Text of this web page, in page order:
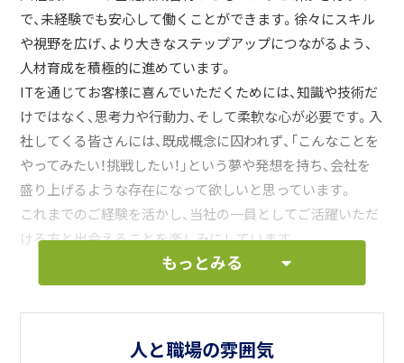
で、未経験でも安心して働くことができます。徐々にスキル
や視野を広げ、より大きなステップアップにつながるよう、
人材育成を積極的に進めています。
ITを通じてお客様に喜んでいただくためには、知識や技術だ
けではなく、思考力や行動力、そして柔軟な心が必要です。入
社してくる皆さんには、既成概念に囚われず、「こんなことを
やってみたい！挑戦したい！」という夢や発想を持ち、会社を
盛り上げるような存在になって欲しいと思っています。
これまでのご経験を活かし、当社の一員としてご活躍いただ
ける方と出会えることを楽しみにしています。
もっとみる
人と職場の雰囲気